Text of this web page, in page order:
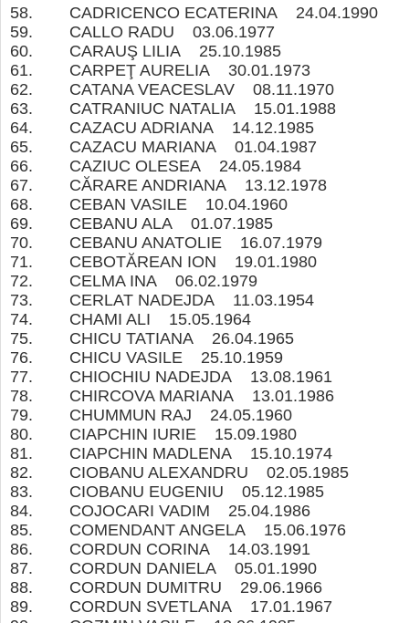
58. CADRICENCO ECATERINA 24.04.1990
59. CALLO RADU 03.06.1977
60. CARAUŞ LILIA 25.10.1985
61. CARPEŢ AURELIA 30.01.1973
62. CATANA VEACESLAV 08.11.1970
63. CATRANIUC NATALIA 15.01.1988
64. CAZACU ADRIANA 14.12.1985
65. CAZACU MARIANA 01.04.1987
66. CAZIUC OLESEA 24.05.1984
67. CĂRARE ANDRIANA 13.12.1978
68. CEBAN VASILE 10.04.1960
69. CEBANU ALA 01.07.1985
70. CEBANU ANATOLIE 16.07.1979
71. CEBOTĂREAN ION 19.01.1980
72. CELMA INA 06.02.1979
73. CERLAT NADEJDA 11.03.1954
74. CHAMI ALI 15.05.1964
75. CHICU TATIANA 26.04.1965
76. CHICU VASILE 25.10.1959
77. CHIOCHIU NADEJDA 13.08.1961
78. CHIRCOVA MARIANA 13.01.1986
79. CHUMMUN RAJ 24.05.1960
80. CIAPCHIN IURIE 15.09.1980
81. CIAPCHIN MADLENA 15.10.1974
82. CIOBANU ALEXANDRU 02.05.1985
83. CIOBANU EUGENIU 05.12.1985
84. COJOCARI VADIM 25.04.1986
85. COMENDANT ANGELA 15.06.1976
86. CORDUN CORINA 14.03.1991
87. CORDUN DANIELA 05.01.1990
88. CORDUN DUMITRU 29.06.1966
89. CORDUN SVETLANA 17.01.1967